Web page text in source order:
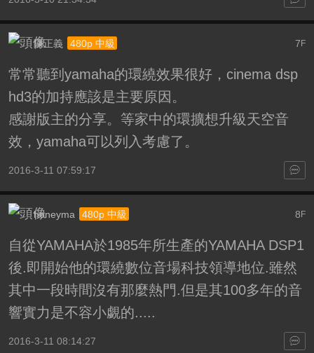
7 F
陳正義 480p 中級
常常聽到yamaha的環繞效果很好，cinema dsp
hd3的加持應該是主要原因。
感謝版主的分享。等家中的環擴想升級天空音
效，yamaha可以列入考慮了。
2016-3-11 07:59:17
8 F
honeyma 480p 中級
自從YAMAHA於1985年所生產的YAMAHA DSP1
後.即開始他的環繞數位音場科技領導地位.雖然
其中一段時間沒有那麼熱門.但是其100多年的音
響實力是不容小覷的.....
2016-3-11 08:14:27